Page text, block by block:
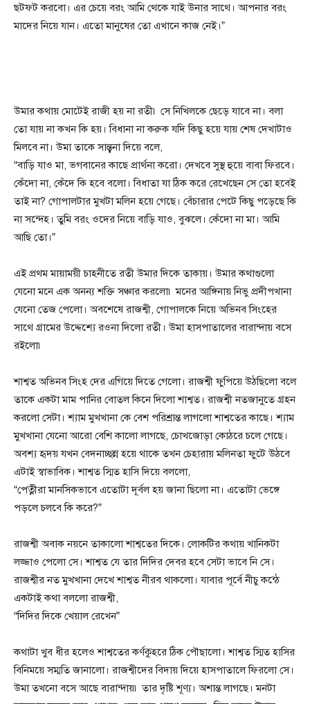
ছটফট করবো। এর চেয়ে বরং আমি থেকে যাই উনার সাথে। আপনার বরং
মাদের নিয়ে যান। এতো মানুষের তো এখানে কাজ নেই।”
উমার কথায় মোটেই রাজী হয় না রতী৷ সে নিখিলকে ছেড়ে যাবে না। বলা
তো যায় না কখন কি হয়। বিধানা না করুক যদি কিছু হয়ে যায় শেষ দেখাটাও
মিলবে না। উমা তাকে সান্ত্বনা দিয়ে বলে,
“বাড়ি যাও মা, ভগবানের কাছে প্রার্থনা করো। দেখবে সুস্থ হুয়ে বাবা ফিরবে।
কেঁদো না, কেঁদে কি হবে বলো। বিধাতা যা ঠিক করে রেখেছেন সে তো হবেই
তাই না? গোপালটার মুখটা মলিন হয়ে গেছে। বেঁচারার পেটে কিছু পড়েছে কি
না সন্দেহ। তুমি বরং ওদের নিয়ে বাড়ি যাও, বুঝলে। কেঁদো না মা। আমি
আছি তো।”
এই প্রথম মায়াময়ী চাহনীতে রতী উমার দিকে তাকায়। উমার কথাগুলো
যেনো মনে এক অনন্য শক্তি সঞ্চার করলো৷ মনের আঙ্গিনায় নিভু প্রদীপখানা
যেনো তেজ পেলো। অবশেষে রাজশ্বী, গোপালকে নিয়ে অভিনব সিংহের
সাথে গ্রামের উদ্দেশ্যে রওনা দিলো রতী। উমা হাসপাতালের বারান্দায় বসে
রইলো৷
শাশ্বত অভিনব সিংহ দের এগিয়ে দিতে গেলো। রাজশ্বী ফুপিয়ে উঠছিলো বলে
তাকে একটা মাম পানির বোতল কিনে দিলো শাশ্বত। রাজশ্বী নতজানুতে গ্রহন
করলো সেটা। শ্যাম মুখখানা কে বেশ পরিশ্রান্ত লাগলো শাশ্বতের কাছে। শ্যাম
মুখখানা যেনো আরো বেশি কালো লাগছে, চোখজোড়া কোঠরে চলে গেছে।
অবশ্য হৃদয় যখন বেদনাচ্ছন্ন হয়ে থাকে তখন চেহারায় মলিনতা ফুটে উঠবে
এটাই স্বাভাবিক। শাশ্বত স্মিত হাসি দিয়ে বললো,
“পেত্নীরা মানসিকভাবে এতোটা দূর্বল হয় জানা ছিলো না। এতোটা ভেঙ্গে
পড়লে চলবে কি করে?”
রাজশ্বী অবাক নয়নে তাকালো শাশ্বতের দিকে। লোকটির কথায় খানিকটা
লজ্জাও পেলো সে। শাশ্বত যে তার দিদির দেবর হবে সেটা ভাবে নি সে।
রাজশ্বীর নত মুখখানা দেখে শাশ্বত নীরব থাকলো। যাবার পূর্বে নীচু কন্ঠে
একটাই কথা বললো রাজশ্বী,
“দিদির দিকে খেয়াল রেখেন”
কথাটা খুব ধীর হলেও শাশ্বতের কর্ণকুহরে ঠিক পৌছালো। শাশ্বত স্মিত হাসির
বিনিময়ে সম্মতি জানালো। রাজশ্বীদের বিদায় দিয়ে হাসপাতালে ফিরলো সে।
উমা তখনো বসে আছে বারান্দায়৷ তার দৃষ্টি শূণ্য। অশান্ত লাগছে। মনটা